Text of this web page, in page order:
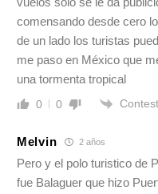
comensando desde cero
de un lado los turistas
me paso en México que
una tormenta tropical
0 0
Melvin 2 años
Pero y el polo turistico de
fue Balaguer que hizo